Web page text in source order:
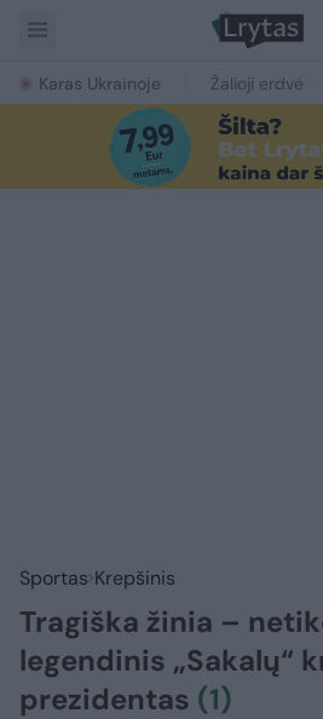
Karas Ukrainoje Žalioji erdvė
Sportas Krepšinis
Tragiška žinia –
legendinis „Sakalų“
prezidentas (1)